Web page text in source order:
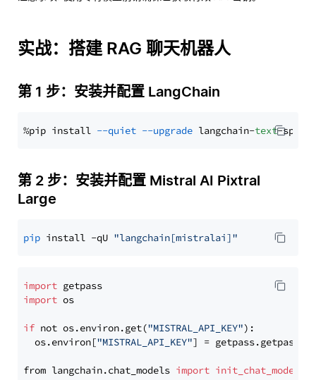
实战：搭建 RAG 聊天机器人
第 1 步：安装并配置 LangChain
%pip install --quiet --upgrade langchain-text
第 2 步：安装并配置 Mistral AI Pixtral
Large
pip install -qU "langchain[mistralai]"
import
import os
if not os.environ.get("MISTRAL_API_KEY"):
  os.environ[
"MISTRAL_API_KEY"] = getpass.getpass(
from langchain.chat_models import init_chat_model